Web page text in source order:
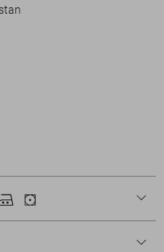
comfortabele en trendy
indien ongeopend in de
met alle labels er nog